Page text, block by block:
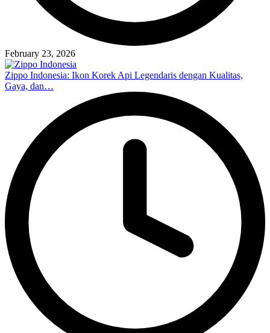
February 23, 2026
Zippo Indonesia: Ikon Korek Api Legendaris dengan Kualitas,
Gaya, dan…